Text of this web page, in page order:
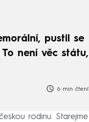
pustil se
není věc státu,
6 min čtení
rodinu. Starejme